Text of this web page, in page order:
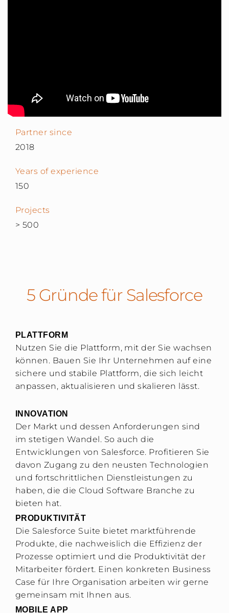
Partner since
2018
Years of experience
150
Projects
> 500
5 Gründe für Salesforce
PLATTFORM
Nutzen Sie die Plattform, mit der Sie wachsen
können. Bauen Sie Ihr Unternehmen auf eine
sichere und stabile Plattform, die sich leicht
anpassen, aktualisieren und skalieren lässt.
INNOVATION
Der Markt und dessen Anforderungen sind
im stetigen Wandel. So auch die
Entwicklungen von Salesforce. Profitieren Sie
davon Zugang zu den neusten Technologien
und fortschrittlichen Dienstleistungen zu
haben, die die Cloud Software Branche zu
bieten hat.
PRODUKTIVITÄT
Die Salesforce Suite bietet marktführende
Produkte, die nachweislich die Effizienz der
Prozesse optimiert und die Produktivität der
Mitarbeiter fördert. Einen konkreten Business
Case für Ihre Organisation arbeiten wir gerne
gemeinsam mit Ihnen aus.
MOBILE APP